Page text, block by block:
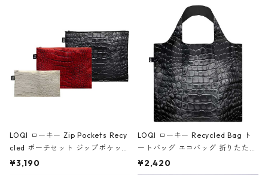
Black ジャン=ミッシェル・バスキ
ア/クラウン ブラック
LOQI ローキー Zip Pockets Recy
cled ポーチセット ジップポケット
ファスナーポーチ 撥水加工 トラベ
¥3,190
LOQI ローキー Recycled Bag ト
ートバッグ エコバッグ 折りたたみ
大きめ 撥水加工 収納ポーチ CRO
CODILE/Black クロコダイル/ブラ
¥2,420